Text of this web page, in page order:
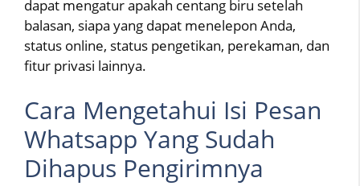
dapat mengatur apakah centang biru setelah
balasan, siapa yang dapat menelepon Anda,
status online, status pengetikan, perekaman, dan
fitur privasi lainnya.
Cara Mengetahui Isi Pesan
Whatsapp Yang Sudah
Dihapus Pengirimnya